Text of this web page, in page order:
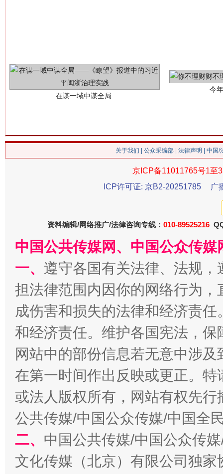
在谋一域中谋全局
今
魏明
“刷贴”乱象丛生
生
关于我们 公众采编部 法律声明 | 中国
京ICP备11011765号1至
ICP许可证: 京B2-20251785
广
资料编辑/网络推广/法律咨询专线： 010-89525216
中国公共传媒网、中国公众传
一、 遵守各国有关法律、法规
担法律范围内因你的网络行为
成伤害和损失的法律和经济责
和经济责任。维护各国宪法，
网站中的部份信息若无意中涉
在第一时间作出反映或更正。
或法人版权所有，网站有权先
公共传媒/中国公众传媒/中国全
二、 中国公共传媒/中国公众传
文化传媒（北京）有限公司独